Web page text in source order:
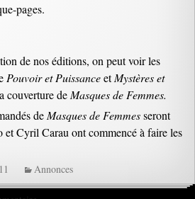
pages.
de nos éditions, on peut voir les
Pouvoir et PuissanceetMystères et
couverture de Masques de Femmes.
de Masques de Femmesseront
Cyril Carau ont commencé à faire les
Annonces